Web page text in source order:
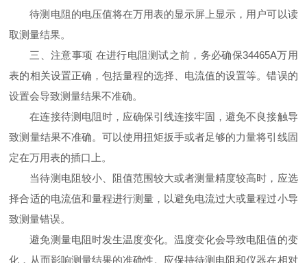
待测电阻的电压值将在万用表的显示屏上显示，用户可以读
取测量结果。
三、注意事项 在进行电阻测试之前，务必确保34465A万用
表的相关设置正确，包括量程的选择、电流值的设置等。错误的
设置会导致测量结果不准确。
在连接待测电阻时，应确保引线连接牢固，避免不良接触导
致测量结果不准确。可以使用扭矩扳手或者足够的力量将引线固
定在万用表的插口上。
当待测电阻较小、阻值范围较大或者测量精度较高时，应选
择合适的电流值和量程进行测量，以避免电流过大或量程过小导
致测量错误。
避免测量电阻时发生温度变化。温度变化会导致电阻值的变
化，从而影响测量结果的准确性。应保持待测电阻和仪器在相对